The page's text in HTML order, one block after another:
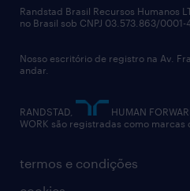
políticas corporativas
relatório anual
termos e condições
Randstad Brasil Recursos Humanos
no Brasil sob CNPJ 03.573.863/0001-
Nosso escritório de registro na Av.
andar.
RANDSTAD,
HUMAN
WORK são registradas como marcas